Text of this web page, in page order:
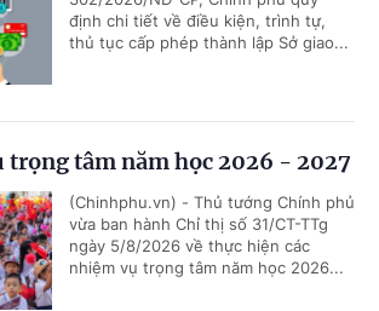
định chi tiết về điều kiện, trình tự,
thủ tục cấp phép thành lập Sở giao...
trọng tâm năm học 2026 - 2027
(Chinhphu.vn) - Thủ tướng Chính phủ
vừa ban hành Chỉ thị số 31/CT-TTg
ngày 5/8/2026 về thực hiện các
nhiệm vụ trọng tâm năm học 2026...